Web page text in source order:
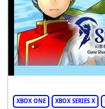
XBOX ONE XBOX SERIES X